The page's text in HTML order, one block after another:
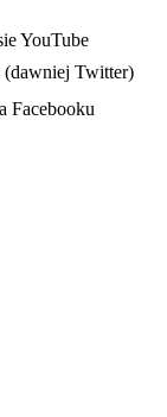
YouTube
(dawniej Twitter)
Facebooku